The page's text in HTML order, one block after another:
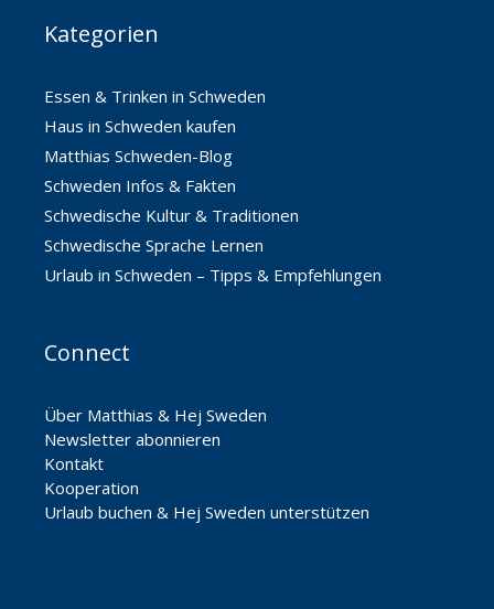
Kategorien
Essen & Trinken in Schweden
Haus in Schweden kaufen
Matthias Schweden-Blog
Schweden Infos & Fakten
Schwedische Kultur & Traditionen
Schwedische Sprache Lernen
Urlaub in Schweden – Tipps & Empfehlungen
Connect
Über Matthias & Hej Sweden
Newsletter abonnieren
Kontakt
Kooperation
Urlaub buchen & Hej Sweden unterstützen